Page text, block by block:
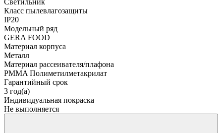
Класс пылевлагозащиты
IP20
Модельный ряд
GERA FOOD
Материал корпуса
Металл
Материал рассеивателя/плафона
PMMA Полиметилметакрилат
Гарантийный срок
3 год(а)
Индивидуальная покраска
Не выполняется